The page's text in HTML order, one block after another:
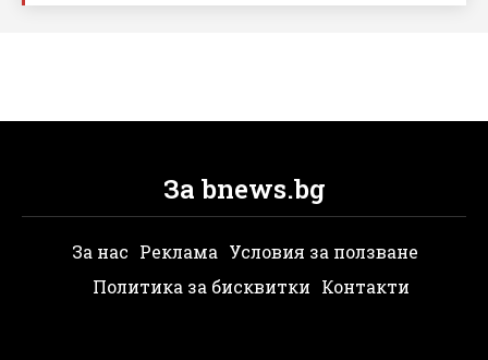
За bnews.bg
За нас Реклама Условия за ползване
Политика за бисквитки Контакти